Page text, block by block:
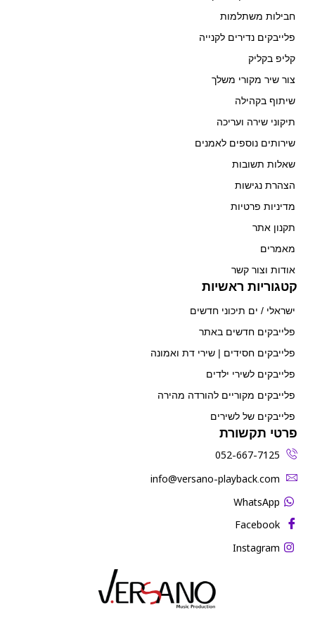
חבילות משתלמות
פלייבקים נדירים לקנייה
קליפ בקליק
צור שיר מקורי משלך
שיתוף בקהילה
תיקוני שירה ועריכה
שירותים נוספים לאמנים
שאלות תשובות
הצהרת נגישות
מדיניות פרטיות
תקנון אתר
מאמרים
אודות וצור קשר
קטגוריות ראשיות
ישראלי / ים תיכוני חדשים
פלייבקים חדשים באתר
פלייבקים חסידים | שירי דת ואמונה
פלייבקים לשירי ילדים
פלייבקים מקוריים להורדה מהירה
פלייבקים של לשירים
פרטי תקשורת
052-667-7125
‫info@versano-playback.com‬
WhatsApp
Facebook
Instagram